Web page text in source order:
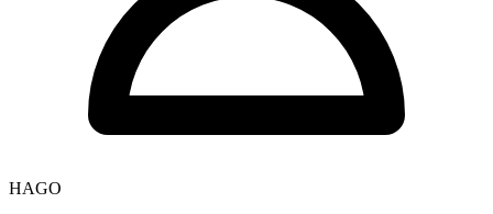
HAGO